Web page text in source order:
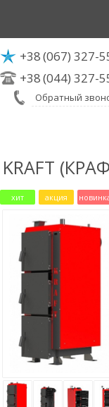
+38(067) 327-
+38(044) 327-
Обратный
KRAFT
хит акция